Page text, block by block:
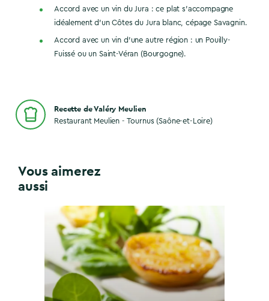
Accord avec un vin du Jura : ce plat s’accompagne
idéalement d’un Côtes du Jura blanc, cépage Savagnin.
Accord avec un vin d’une autre région : un Pouilly-
Fuissé ou un Saint-Véran (Bourgogne).
Recette de Valéry Meulien
Restaurant Meulien - Tournus (Saône-et-Loire)
Vous aimerez
aussi